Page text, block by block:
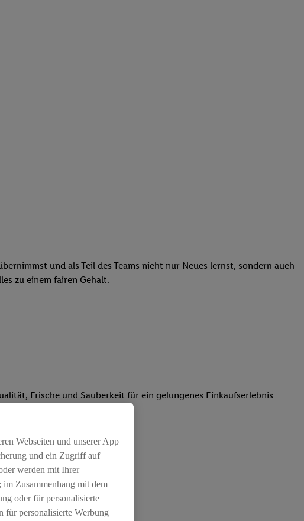
und als Teil des Teams nicht nur Neues lernst, sondern auch
zu einem fairen Gehalt.
Frische und Sauberkeit für ein gelungenes Einkaufserlebnis
Einsatz dabei
Webseiten und unserer App
und ein Zugriff auf
werden mit Ihrer
Zusammenhang mit dem
oder für personalisierte
für personalisierte Werbung